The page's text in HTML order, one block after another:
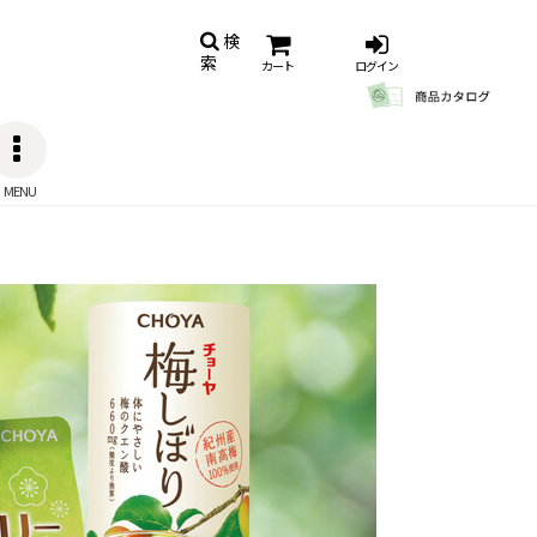
検
索
カート ログイン
MENU